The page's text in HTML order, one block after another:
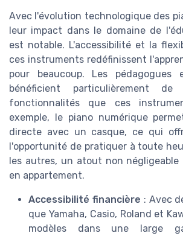
Avec l'évolution technologique des
leur impact dans le domaine de
est notable. L'accessibilité et la
ces instruments redéfinissent
pour beaucoup. Les
bénéficient particulièrement
fonctionnalités que ces
exemple, le piano numérique
directe avec un casque, ce qui
l'opportunité de pratiquer à toute
les autres, un atout non
en appartement.
Accessibilité financière : Avec
que Yamaha, Casio, Roland et
modèles dans une large